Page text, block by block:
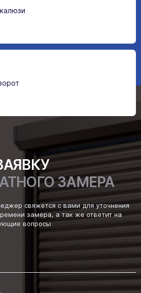
ЗАМЕРА
свяжется с вами для уточнения
замера, а так же ответит на
вопросы